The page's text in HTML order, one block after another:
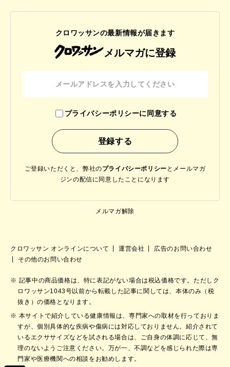
クロワッサンの最新情報が届きます
メルマガに登録
プライバシーポリシーに同意する
ご登録いただくと、弊社のプライバシーポリシー と メールマガ
ジンの配信に同意したことになります
メルマガ解除
クロワッサン オンラインについて 運営会社
広告のお問い合わせ
その他のお問い合わせ
記事中の商品価格は、特に表記がない場合は税込価格です。ただしク
ロワッサン1043号以前から転載した記事に関しては、本体のみ（税
抜き）の価格となります。
本サイトで紹介している健康情報は、専門家への取材を行っておりま
すが、個別具体的な疾病や傷病には対応しておりません。紹介されて
いるエクササイズなどを試される場合は、ご自身の体調に応じて、無
理のないようご注意ください。万が一、不調などを感じられた際は専
門家や医療機関への相談をお勧めします。